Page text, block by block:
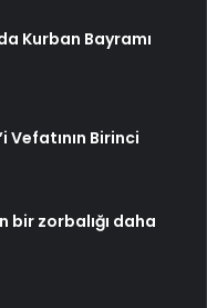
Kurban Bayramı
Vefatının Birinci
bir zorbalığı daha